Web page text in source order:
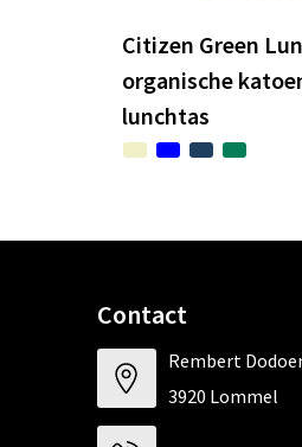
Citizen Green
organische
lunchtas
Contact
Rembert
3920 Lommel